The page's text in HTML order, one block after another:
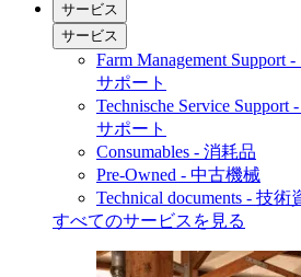
サービス
サービス
Farm Management
サポート
Technische Service
サポート
Consumables - 消耗品
Pre-Owned - 中古機械
Technical documents - 技術
すべてのサービスを見る